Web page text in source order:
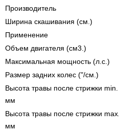
Производитель
Ширина скашивания (см.)
Применение
Объем двигателя (см3.)
Максимальная мощность (л.с.)
Размер задних колес ("/см.)
Высота травы после стрижки min.
мм
Высота травы после стрижки max.
мм